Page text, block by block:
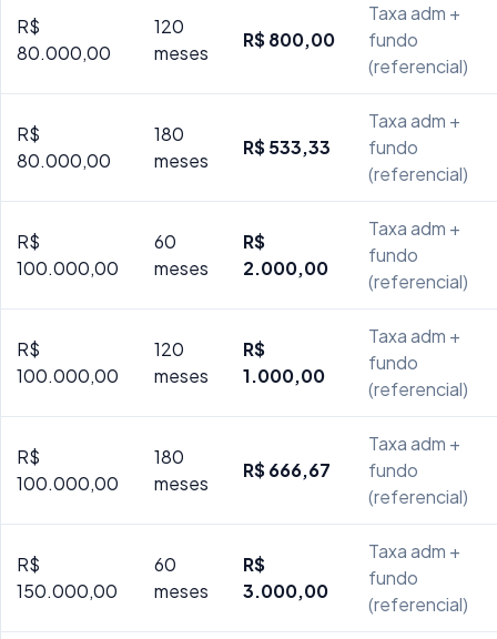
R$
80.000,00
120
meses
R$ 800,00
Taxa adm +
fundo
(referencial)
R$
80.000,00
180
meses
R$ 533,33
Taxa adm +
fundo
(referencial)
R$
100.000,00
60
meses
R$
2.000,00
Taxa adm +
fundo
(referencial)
R$
100.000,00
120
meses
R$
1.000,00
Taxa adm +
fundo
(referencial)
R$
100.000,00
180
meses
R$ 666,67
Taxa adm +
fundo
(referencial)
R$
150.000,00
60
meses
R$
3.000,00
Taxa adm +
fundo
(referencial)